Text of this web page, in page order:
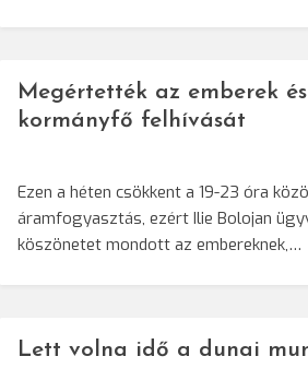
Megértették az emberek
kormányfő felhívását
Ezen a héten csökkent a 19-23 óra
áramfogyasztás, ezért Ilie Bolojan
köszönetet mondott az embereknek,…
Lett volna idő a dunai